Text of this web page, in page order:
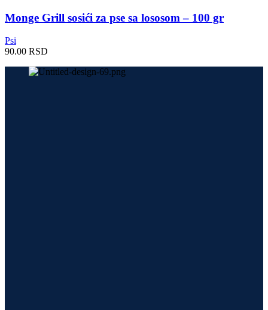
Monge Grill sosići za pse sa lososom – 100 gr
Psi
90.00 RSD